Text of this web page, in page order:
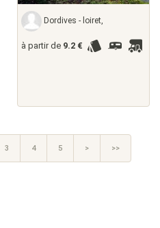
Dordives - loiret,
à partir de 9.2 €
3 4 5 > >>